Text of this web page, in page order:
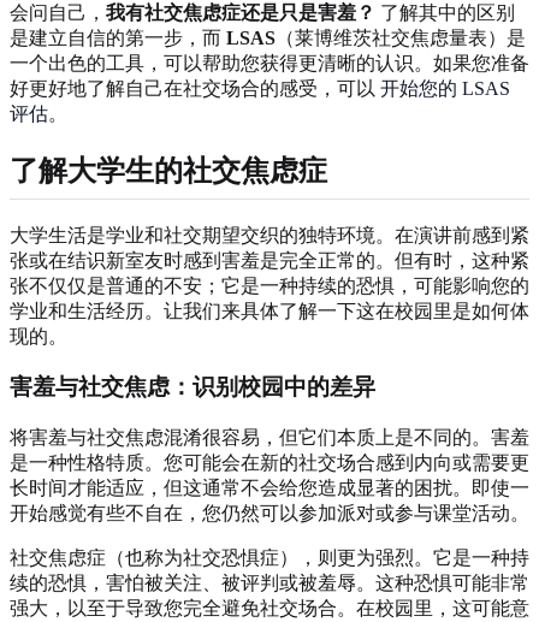
会问自己， 我有社交焦虑症还是只是害羞？ 了解其中的区别
是建立自信的第一步，而 LSAS （莱博维茨社交焦虑量表）是
一个出色的工具，可以帮助您获得更清晰的认识。如果您准备
好更好地了解自己在社交场合的感受，可以 开始您的 LSAS
评估。
了解大学生的社交焦虑症
大学生活是学业和社交期望交织的独特环境。在演讲前感到紧
张或在结识新室友时感到害羞是完全正常的。但有时，这种紧
张不仅仅是普通的不安；它是一种持续的恐惧，可能影响您的
学业和生活经历。让我们来具体了解一下这在校园里是如何体
现的。
害羞与社交焦虑：识别校园中的差异
将害羞与社交焦虑混淆很容易，但它们本质上是不同的。害羞
是一种性格特质。您可能会在新的社交场合感到内向或需要更
长时间才能适应，但这通常不会给您造成显著的困扰。即使一
开始感觉有些不自在，您仍然可以参加派对或参与课堂活动。
社交焦虑症（也称为社交恐惧症），则更为强烈。它是一种持
续的恐惧，害怕被关注、被评判或被羞辱。这种恐惧可能非常
强大，以至于导致您完全避免社交场合。在校园里，这可能意